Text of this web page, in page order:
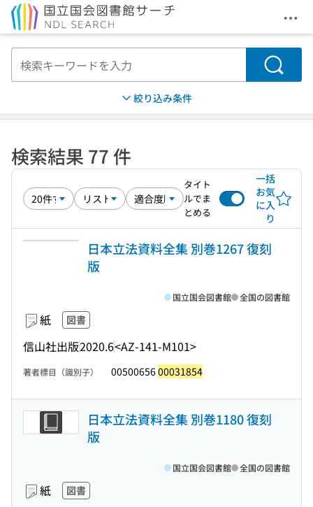
メ
検索
絞り込み条件
検索結果 77 件
タイト
ルでま
とめる
一括
お気
に入
り
日本立法資料全集 別巻1267 復刻
版
紙 図書
信山社出版2020.6<AZ-141-M101>
国立国会図書館 全国の図書館
著者標目（識別子） 0050065600031854
日本立法資料全集 別巻1180 復刻
版
紙 図書
国立国会図書館 全国の図書館